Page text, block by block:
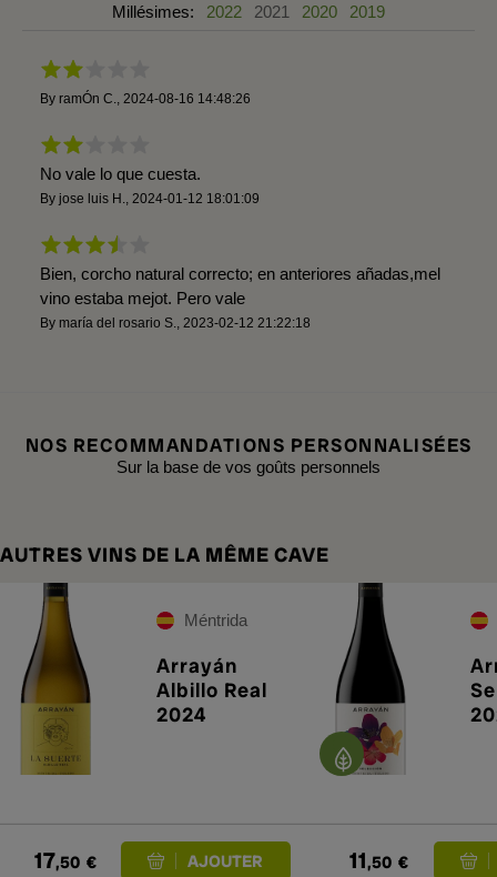
Millésimes: 2022 2021 2020 2019
By ramÓn C. 2024-08-16 14:48:26
No vale lo que cuesta.
By jose luis H. 2024-01-12 18:01:09
Bien, corcho natural correcto; en anteriores añadas,mel
vino estaba mejot. Pero vale
By maría del rosario S. 2023-02-12 21:22:18
NOS RECOMMANDATIONS PERSONNALISÉES
Sur la base de vos goûts personnels
AUTRES VINS DE LA MÊME CAVE
Méntrida
Arrayán
Albillo Real
2024
17,50 € 11,50 €